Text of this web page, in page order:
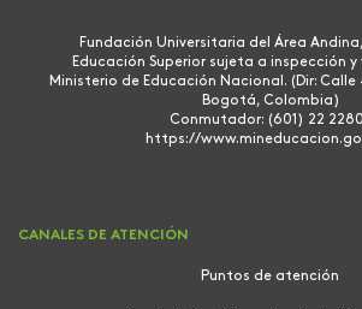
Fundación Universitaria del Área
Educación Superior sujeta a inspección y
Ministerio de Educación Nacional. (Dir: Calle
Bogotá, Colombia)
Conmutador: (601) 22
https://
CANALES DE ATENCIÓN
Puntos de atención